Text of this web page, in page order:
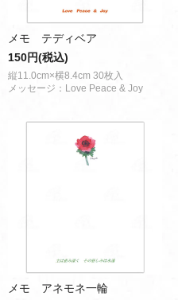
メモ テディベア
150円(税込)
縦11.0cm×横8.4cm 30枚入
メッセージ：Love Peace & Joy
メモ アネモネ一輪